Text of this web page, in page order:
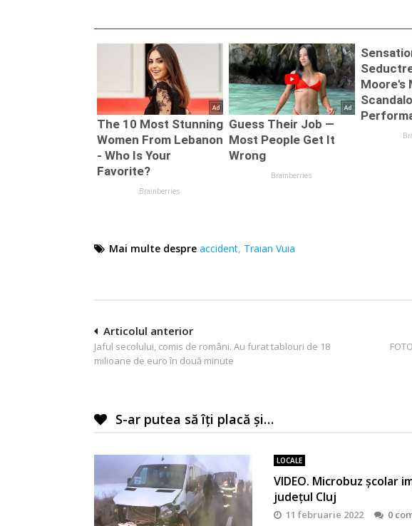
Mai multe despre accident, Traian Vuia
Navigare
în
Articolul anterior
Jaful secolului, comis de români. Au furat tablouri de 18
milioane de euro în două minute
S-ar putea să îți placă și…
LOCALE
VIDEO. Microbuz
județul Cluj
11 februarie 2022 0